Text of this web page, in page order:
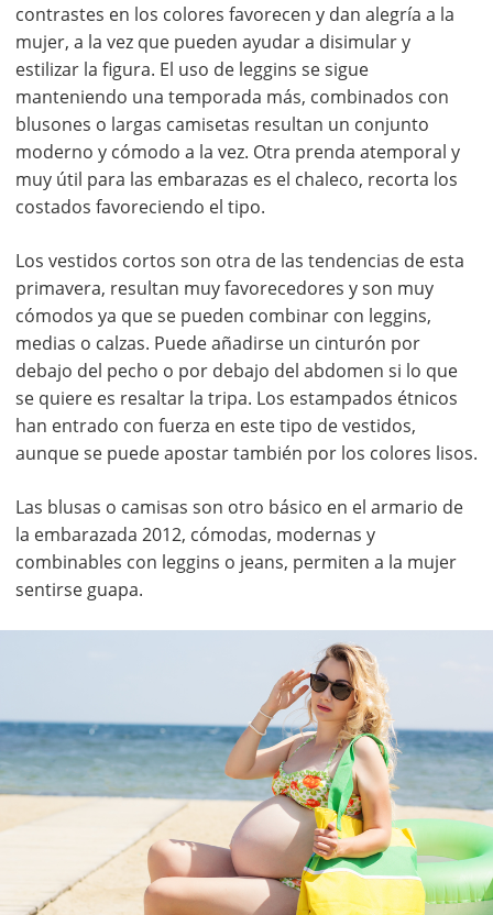
contrastes en los colores favorecen y dan alegría a la
mujer, a la vez que pueden ayudar a disimular y
estilizar la figura. El uso de leggins se sigue
manteniendo una temporada más, combinados con
blusones o largas camisetas resultan un conjunto
moderno y cómodo a la vez. Otra prenda atemporal y
muy útil para las embarazas es el chaleco, recorta los
costados favoreciendo el tipo.
Los vestidos cortos son otra de las tendencias de esta
primavera, resultan muy favorecedores y son muy
cómodos ya que se pueden combinar con leggins,
medias o calzas. Puede añadirse un cinturón por
debajo del pecho o por debajo del abdomen si lo que
se quiere es resaltar la tripa. Los estampados étnicos
han entrado con fuerza en este tipo de vestidos,
aunque se puede apostar también por los colores lisos.
Las blusas o camisas son otro básico en el armario de
la embarazada 2012, cómodas, modernas y
combinables con leggins o jeans, permiten a la mujer
sentirse guapa.